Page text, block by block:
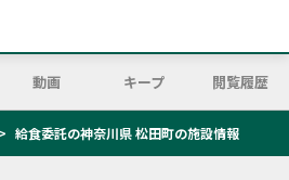
動画 キープ 閲覧履歴
給食委託の神奈川県 松田町の施設情報